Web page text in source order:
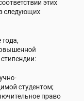
этих
следующих
года,
студентом;
право